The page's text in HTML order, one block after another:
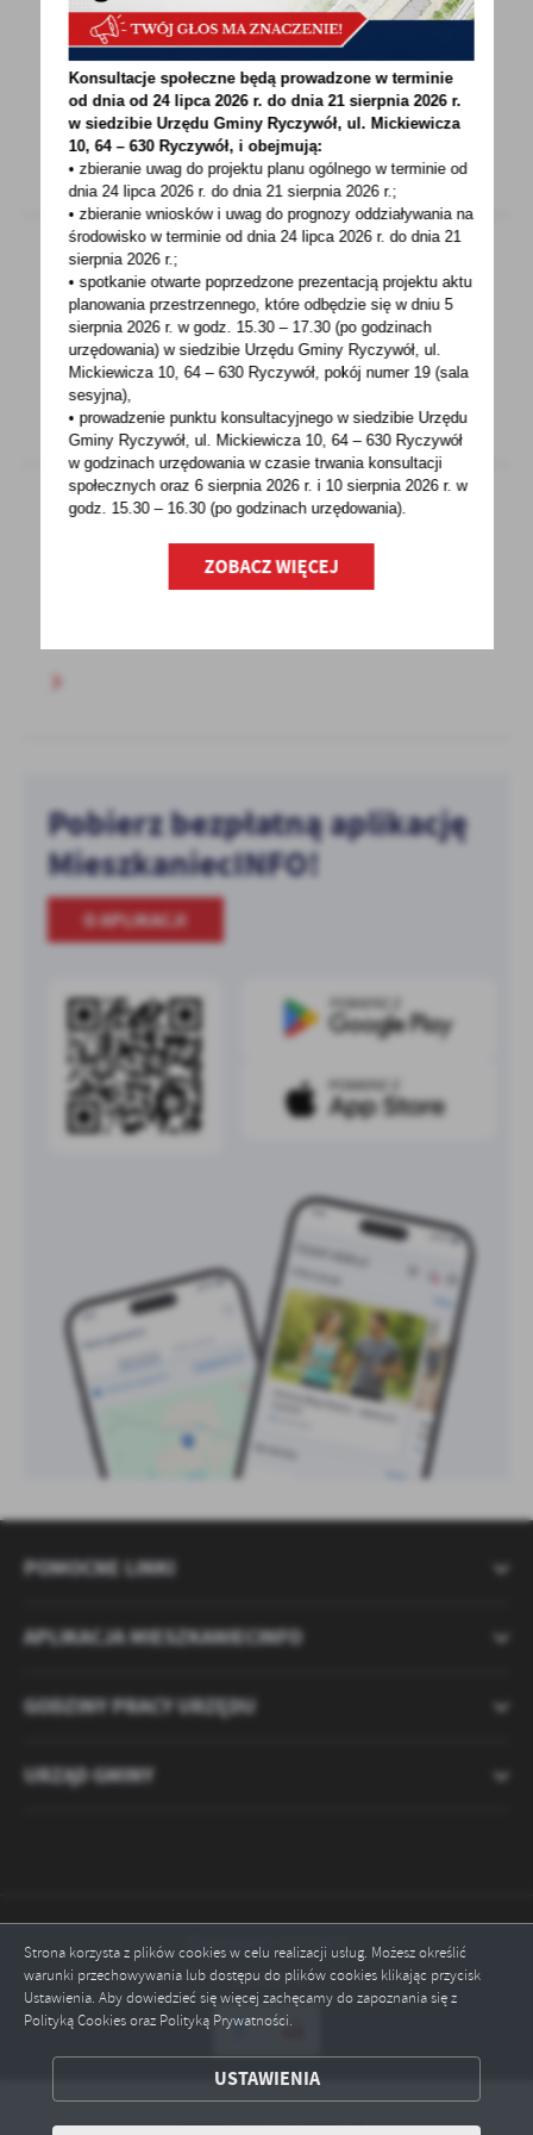
Strona korzysta z plików cookies w celu realizacji usług. Możesz określić
warunki przechowywania lub dostępu do plików cookies klikając przycisk
Ustawienia. Aby dowiedzieć się więcej zachęcamy do zapoznania się z
Polityką Cookies oraz Polityką Prywatności.
USTAWIENIA
ZAPISZ WYBRANE
27 - 06 - 2026 Godz. 10:00
Piknik Sportowy w Lipie
27 - 06 - 2026 Godz. 14:13
Dzień Sportu- Ninino (odwołany)
28 - 06 - 2026 Godz. 13:00
Sport, zabawa i ekologia w Wiardunkach-
Pobierz bezpłatną aplikację
MieszkaniecINFO!
O APLIKACJI
POMOCNE LINKI
APLIKACJA MIESZKANIECINFO
GODZINY PRACY URZĘDU
URZĄD GMINY
Odwiedzin: 2121435
Online: 4
Copyright by ryczywol.pl
Konsultacje społeczne będą prowadzone w terminie
od dnia od 24 lipca 2026 r. do dnia 21 sierpnia 2026 r.
w siedzibie Urzędu Gminy Ryczywół, ul. Mickiewicza
10, 64 – 630 Ryczywół, i obejmują:
• zbieranie uwag do projektu planu ogólnego w terminie od
dnia 24 lipca 2026 r. do dnia 21 sierpnia 2026 r.;
• zbieranie wniosków i uwag do prognozy oddziaływania na
środowisko w terminie od dnia 24 lipca 2026 r. do dnia 21
sierpnia 2026 r.;
• spotkanie otwarte poprzedzone prezentacją projektu aktu
planowania przestrzennego, które odbędzie się w dniu 5
sierpnia 2026 r.w godz. 15.30 – 17.30 (po godzinach
urzędowania) w siedzibie Urzędu Gminy Ryczywół, ul.
Mickiewicza 10, 64 – 630 Ryczywół, pokójnumer 19 (sala
sesyjna),
• prowadzenie punktu konsultacyjnego w siedzibie Urzędu
Gminy Ryczywół, ul. Mickiewicza 10, 64 – 630 Ryczywół
w godzinachurzędowania w czasie trwania konsultacji
społecznych oraz 6 sierpnia 2026 r. i 10 sierpnia 2026 r. w
godz. 15.30 – 16.30 (po godzinachurzędowania).
ZOBACZ WIĘCEJ